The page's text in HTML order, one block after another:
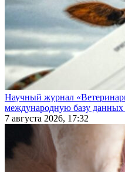
Научный журнал
международную базу данных
7 августа 2026, 17:32